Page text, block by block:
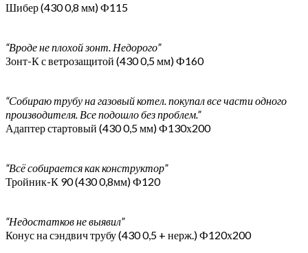
Шибер (430 0,8 мм) Ф115
“Вроде не плохой зонт. Недорого”
Зонт-К с ветрозащитой (430 0,5 мм) Ф160
“Собираю трубу на газовый котел. покупал все части одного
производителя. Все подошло без проблем.”
Адаптер стартовый (430 0,5 мм) Ф130х200
“Всё собирается как конструктор”
Тройник-К 90 (430 0,8мм) Ф120
“Недостатков не выявил”
Конус на сэндвич трубу (430 0,5 + нерж.) Ф120х200